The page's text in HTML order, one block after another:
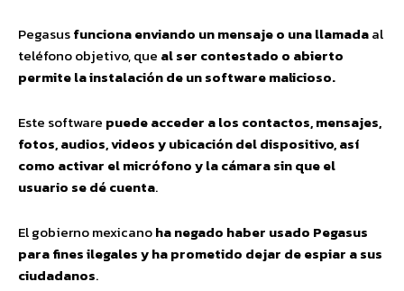
Pegasusfunciona enviando un mensaje o una llamadaal
teléfono objetivo, que al ser contestado o abierto
permite la instalación de un software malicioso.
Este software puede acceder a los contactos, mensajes,
fotos, audios, videos y ubicación del dispositivo, así
como activar el micrófono y la cámara sin que el
usuario se dé cuenta.
El gobierno mexicanoha negado haber usado Pegasus
para fines ilegales y ha prometido dejar de espiar a sus
ciudadanos.